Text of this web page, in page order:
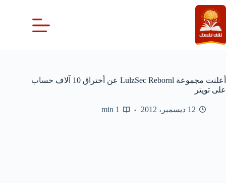
التجاوز
إلى
المحتوى
أعلنت مجموعة LulzSec Rebornl عن أختراق 10 آلاف حساب
على تويتر
12 ديسمبر، 2012 1 min